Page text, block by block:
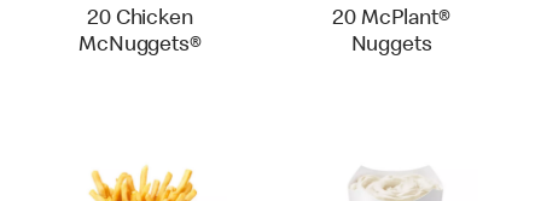
20 Chicken
McNuggets®
20 McPlant®
Nuggets